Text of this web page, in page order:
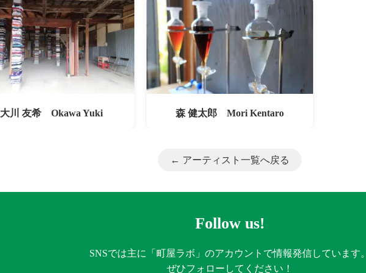
大川 友希 Okawa Yuki 森 健太郎 Mori Kentaro
← アーティスト一覧へ戻る
Follow us!
SNSでは主に「町屋ラボ」のアカウントで情報発信しています
ぜひフォローしてください！